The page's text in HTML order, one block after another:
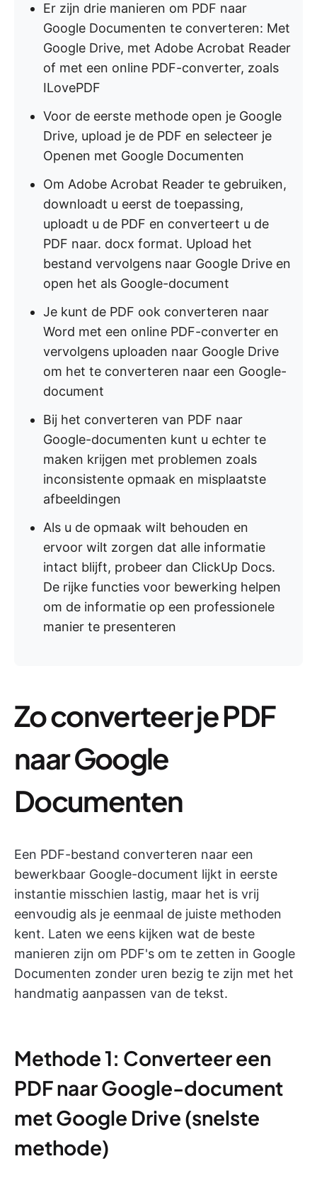
Er zijn drie manieren om PDF naar
Google Documenten te converteren: Met
Google Drive, met Adobe Acrobat Reader
of met een online PDF-converter, zoals
ILovePDF
Voor de eerste methode open je Google
Drive, upload je de PDF en selecteer je
Openen met Google Documenten
Om Adobe Acrobat Reader te gebruiken,
downloadt u eerst de toepassing,
uploadt u de PDF en converteert u de
PDF naar. docx format. Upload het
bestand vervolgens naar Google Drive en
open het als Google-document
Je kunt de PDF ook converteren naar
Word met een online PDF-converter en
vervolgens uploaden naar Google Drive
om het te converteren naar een Google-
document
Bij het converteren van PDF naar
Google-documenten kunt u echter te
maken krijgen met problemen zoals
inconsistente opmaak en misplaatste
afbeeldingen
Als u de opmaak wilt behouden en
ervoor wilt zorgen dat alle informatie
intact blijft, probeer dan ClickUp Docs.
De rijke functies voor bewerking helpen
om de informatie op een professionele
manier te presenteren
Zo converteer je PDF
naar Google
Documenten
Een PDF-bestand converteren naar een
bewerkbaar Google-document lijkt in eerste
instantie misschien lastig, maar het is vrij
eenvoudig als je eenmaal de juiste methoden
kent. Laten we eens kijken wat de beste
manieren zijn om PDF's om te zetten in Google
Documenten zonder uren bezig te zijn met het
handmatig aanpassen van de tekst.
Methode 1: Converteer een
PDF naar Google-document
met Google Drive (snelste
methode)